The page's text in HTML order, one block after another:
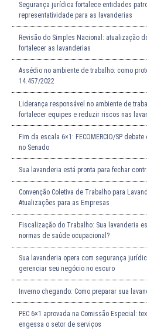
Segurança jurídica fortalece entidades
representatividade para as lavanderias
Revisão do Simples Nacional: atualização
fortalecer as lavanderias
Assédio no ambiente de trabalho: como
14.457/2022
Liderança responsável no ambiente de
fortalecer equipes e reduzir riscos nas
Fim da escala 6×1: FECOMERCIO/SP
no Senado
Sua lavanderia está pronta para fechar
Convenção Coletiva de Trabalho para
Atualizações para as Empresas
Fiscalização do Trabalho: Sua lavanderia
normas de saúde ocupacional?
Sua lavanderia opera com segurança
gerenciar seu negócio no escuro
Inverno chegando: Como preparar sua
PEC 6×1 aprovada na Comissão Especial:
engessa o setor de serviços